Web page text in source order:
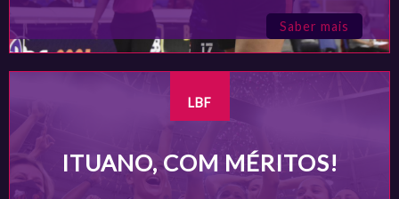
Saber mais
LBF
ITUANO, COM MÉRITOS!